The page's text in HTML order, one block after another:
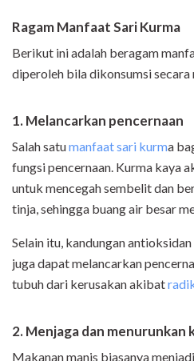
Ragam Manfaat Sari Kurma
Berikut ini adalah beragam
diperoleh bila dikonsumsi secara
1. Melancarkan pencernaan
Salah satumanfaat sari kurma
fungsi pencernaan. Kurma kaya
untuk mencegah sembelit dan
tinja, sehingga buang air besar
Selain itu, kandungan
juga dapat melancarkan
tubuh dari kerusakan akibat
2. Menjaga dan menurunkan
Makanan manis biasanya